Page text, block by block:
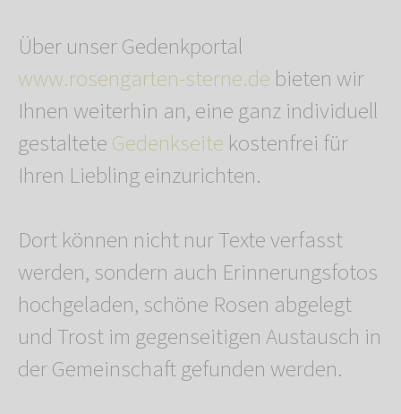
Über unser Gedenkportal
www.rosengarten-sterne.de bieten wir
Ihnen weiterhin an, eine ganz individuell
gestalteteGedenkseite kostenfrei für
Ihren Liebling einzurichten.
Dort können nicht nur Texte verfasst
werden, sondern auch Erinnerungsfotos
hochgeladen, schöne Rosen abgelegt
und Trost im gegenseitigen Austausch in
der Gemeinschaft gefunden werden.